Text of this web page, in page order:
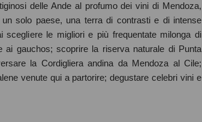
delle Ande al profumo dei vini di Mendoza,
solo paese, una terra di contrasti e di intense
scegliere le migliori e più frequentate milonga di
ai gauchos; scoprire la riserva naturale di Punta
la Cordigliera andina da Mendoza al Cile;
venute qui a partorire; degustare celebri vini e